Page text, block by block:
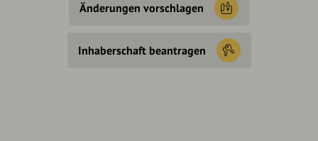
Änderungen vorschlagen
Inhaberschaft beantragen